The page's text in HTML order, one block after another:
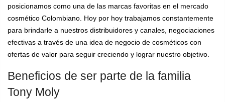
posicionamos como una de las marcas favoritas en el mercado
cosmético Colombiano. Hoy por hoy trabajamos constantemente
para brindarle a nuestros distribuidores y canales, negociaciones
efectivas a través de una idea de negocio de cosméticos con
ofertas de valor para seguir creciendo y lograr nuestro objetivo.
Beneficios de ser parte de la familia
Tony Moly